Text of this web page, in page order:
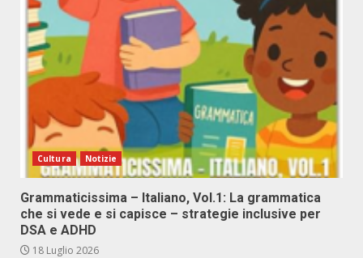
Cultura Notizie
Grammaticissima – Italiano, Vol.1: La grammatica
che si vede e si capisce – strategie inclusive per
DSA e ADHD
18 Luglio 2026